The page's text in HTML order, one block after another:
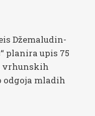
Džemaludin-
planira upis 75
vrhunskih
odgoja mladih